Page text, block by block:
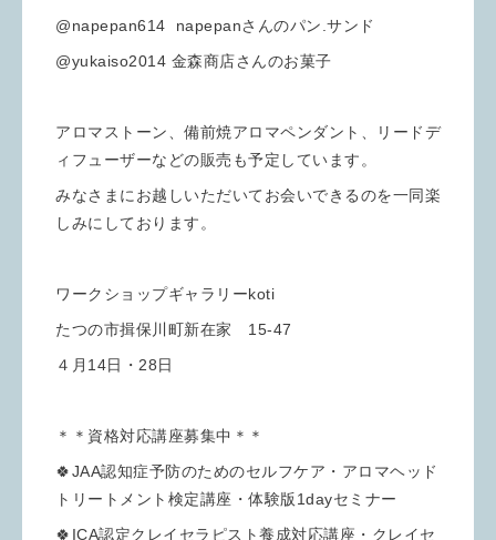
@napepan614 napepanさんのパン.サンド
@yukaiso2014 金森商店さんのお菓子
アロマストーン、備前焼アロマペンダント、リードデ
ィフューザーなどの販売も予定しています。
みなさまにお越しいただいてお会いできるのを一同楽
しみにしております。
ワークショップギャラリーkoti
たつの市揖保川町新在家 15-47
４月14日・28日
＊＊資格対応講座募集中＊＊
🍀JAA認知症予防のためのセルフケア・アロマヘッド
トリートメント検定講座・体験版1dayセミナー
🍀ICA認定クレイセラピスト養成対応講座・クレイセ